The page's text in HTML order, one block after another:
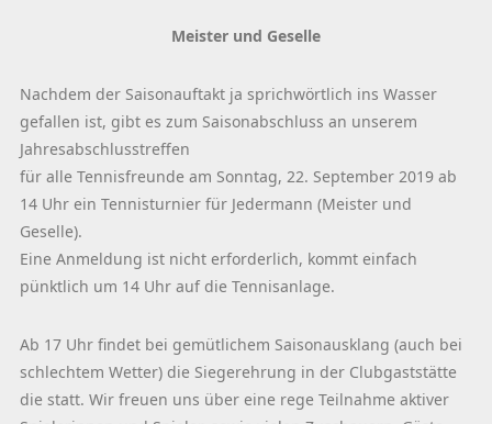
Meister und Geselle
Nachdem der Saisonauftakt ja sprichwörtlich ins Wasser
gefallen ist, gibt es zum Saisonabschluss an unserem
Jahresabschlusstreffen
für alle Tennisfreunde am Sonntag, 22. September 2019 ab
14 Uhr ein Tennisturnier für Jedermann (Meister und
Geselle).
Eine Anmeldung ist nicht erforderlich, kommt einfach
pünktlich um 14 Uhr auf die Tennisanlage.
Ab 17 Uhr findet bei gemütlichem Saisonausklang (auch bei
schlechtem Wetter) die Siegerehrung in der Clubgaststätte
die statt. Wir freuen uns über eine rege Teilnahme aktiver